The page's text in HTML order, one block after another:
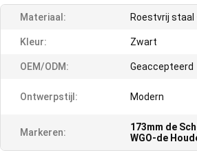
Materiaal: Roestvrij staal
Kleur: Zwart
OEM/ODM: Geaccepteerd
Ontwerpstijl: Modern
Markeren: 173mm de
WGO-de